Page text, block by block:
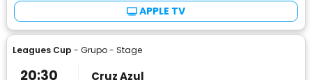
APPLE TV
Leagues Cup - Grupo - Stage
20:30
Cruz Azul